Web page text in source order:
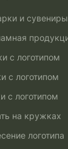
и сувениры
с логотипом
с логотипом
с логотипом
на кружках
логотипа